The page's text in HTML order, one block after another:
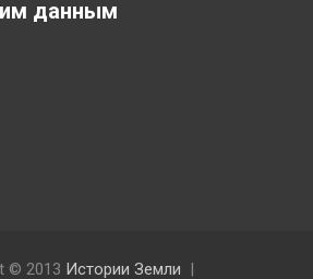
данным
© 2013 Истории Земли